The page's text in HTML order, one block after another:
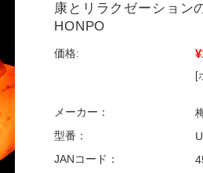
康とリラクゼーション
HONPO
価格:
[
メーカー：
型番：
JANコード：